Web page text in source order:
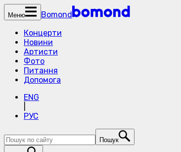
Меню
Bomond
Концерти
Новини
Артисти
Фото
Питання
Допомога
ENG
РУС
Пошук